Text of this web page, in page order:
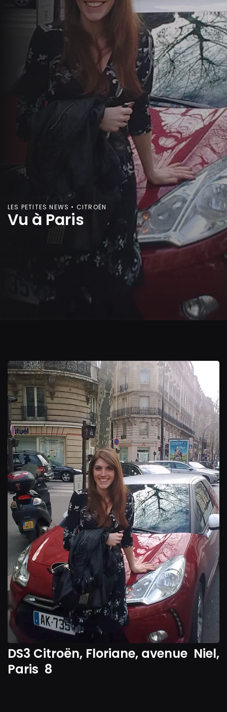
LES PETITES NEWS • CITROËN
Vu à Paris
DS3 Citroën, Floriane, avenue Niel,
Paris 8